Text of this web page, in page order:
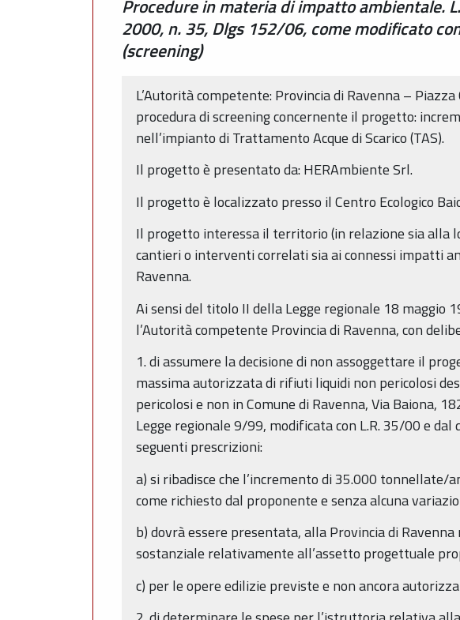
Procedure in materia di impatto ambientale.
2000, n. 35, Dlgs 152/06, come modificato
(screening)
L’Autorità competente: Provincia di Ravenna –
procedura di screening concernente il progetto:
nell’impianto di Trattamento Acque di Scarico (TAS).
Il progetto è presentato da: HERAmbiente Srl.
Il progetto è localizzato presso il Centro Ecologico
Il progetto interessa il territorio (in relazione sia alla
cantieri o interventi correlati sia ai connessi impatti
Ravenna.
Ai sensi del titolo II della Legge regionale 18 maggio
l’Autorità competente Provincia di Ravenna, con
1. di assumere la decisione di non assoggettare il
massima autorizzata di rifiuti liquidi non pericolosi
pericolosi e non in Comune di Ravenna, Via Baiona,
Legge regionale 9/99, modificata con L.R. 35/00 e
seguenti prescrizioni:
a) si ribadisce che l’incremento di 35.000
come richiesto dal proponente e senza alcuna
b) dovrà essere presentata, alla Provincia di
sostanziale relativamente all’assetto progettuale
c) per le opere edilizie previste e non ancora